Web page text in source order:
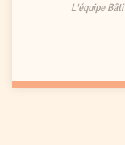
L'équipe